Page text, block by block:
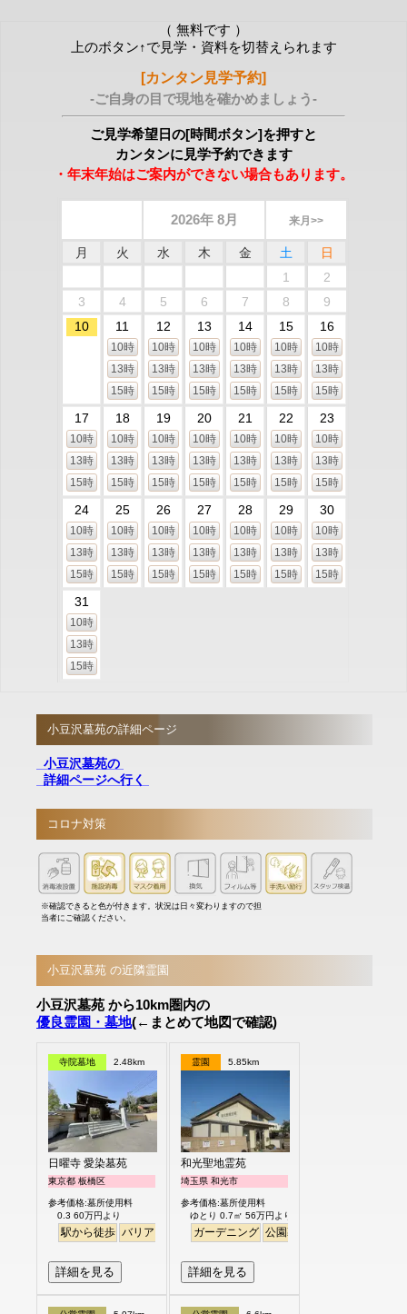
（ 無料です ）
上のボタン↑で見学・資料を切替えられます
[カンタン見学予約]
-ご自身の目で現地を確かめましょう-
ご見学希望日の[時間ボタン]を押すと
カンタンに見学予約できます
・年末年始はご案内ができない場合もあります。
2026年 8月 来月>>
月 火 水 木 金 土
日
1
2
3
4 5 6 7 8
9
10
11
10時
13時
15時
12
10時
13時
15時
13
10時
13時
15時
14
10時
13時
15時
15
10時
13時
15時
16
10時
13時
15時
17
10時
13時
15時
18
10時
13時
15時
19
10時
13時
15時
20
10時
13時
15時
21
10時
13時
15時
22
10時
13時
15時
23
10時
13時
15時
24
10時
13時
15時
25
10時
13時
15時
26
10時
13時
15時
27
10時
13時
15時
28
10時
13時
15時
29
10時
13時
15時
30
10時
13時
15時
31
10時
13時
15時
小豆沢墓苑の詳細ページ
小豆沢墓苑の
詳細ページへ行く
コロナ対策
※確認できると色が付きます。状況は日々変わりますので担
当者にご確認ください。
小豆沢墓苑 の近隣霊園
小豆沢墓苑 から10km圏内の
優良霊園・墓地(←まとめて地図で確認)
寺院墓地 2.48km
日曜寺 愛染墓苑
東京都 板橋区
参考価格:墓所使用料
0.3 60万円より
駅から徒歩 バリアフリー 個人・夫婦 永代供養
詳細を見る
霊園 5.85km
和光聖地霊苑
埼玉県 和光市
参考価格:墓所使用料
ゆとり 0.7㎡ 56万円より
ガーデニング 公園墓地
詳細を見る